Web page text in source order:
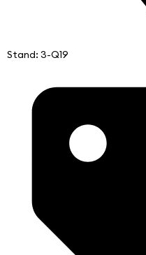
Stand: 3-Q19